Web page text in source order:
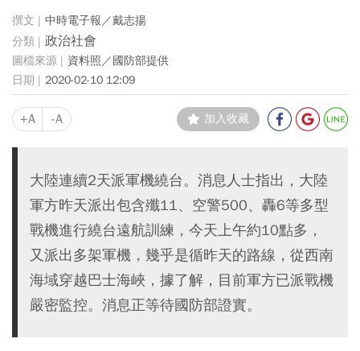
中時電子報／戴志揚
政治社會
資料照／國防部提供
2020-02-10 12:09
+A -A 加入收藏
大陸連續2天派軍機繞台。消息人士指出，大陸
軍方昨天派出包含殲11、空警500、轟6等多型
戰機進行繞台遠航訓練，今天上午約10點多，
又派出多架軍機，幾乎是循昨天的路線，從西南
海域穿越巴士海峽，據了解，目前軍方已派戰機
嚴密監控。消息正等待國防部證實。